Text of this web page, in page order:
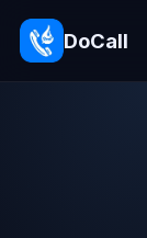
DoCall